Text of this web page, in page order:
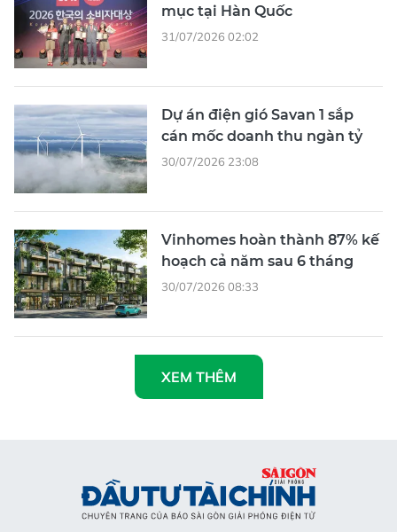
mục tại Hàn Quốc
31/07/2026 02:02
Dự án điện gió Savan 1 sắp
cán mốc doanh thu ngàn tỷ
30/07/2026 23:08
Vinhomes hoàn thành 87% kế
hoạch cả năm sau 6 tháng
30/07/2026 08:33
XEM THÊM